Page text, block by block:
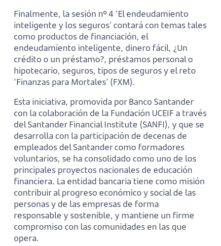
Finalmente, la sesión nº 4 ‘El endeudamiento
inteligente y los seguros’ contará con temas tales
como productos de financiación, el
endeudamiento inteligente, dinero fácil, ¿Un
crédito o un préstamo?, préstamos personal o
hipotecario, seguros, tipos de seguros y el reto
‘Finanzas para Mortales’ (FXM).
Esta iniciativa, promovida por Banco Santander
con la colaboración de la Fundación UCEIF a través
del Santander Financial Institute (SANFI), y que se
desarrolla con la participación de decenas de
empleados del Santander como formadores
voluntarios, se ha consolidado como uno de los
principales proyectos nacionales de educación
financiera. La entidad bancaria tiene como misión
contribuir al progreso económico y social de las
personas y de las empresas de forma
responsable y sostenible, y mantiene un firme
compromiso con las comunidades en las que
opera.